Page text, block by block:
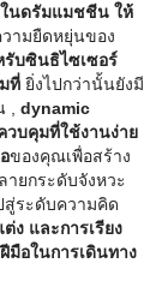
นดรัมแมชชีน ให้
วามยืดหยุ่นของ
รับซินธิไซเซอร์
ที่ ยิ่งไปกว่านั้นยังมี
, dynamic
วบคุมที่ใช้งานง่าย
ของคุณเพื่อสร้าง
ายกระดับจังหวะ
ระดับความคิด
ง และการเรียง
อในการเดินทาง